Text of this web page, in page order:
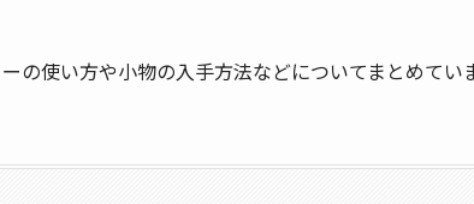
の使い方や小物の入手方法などについてまとめてい